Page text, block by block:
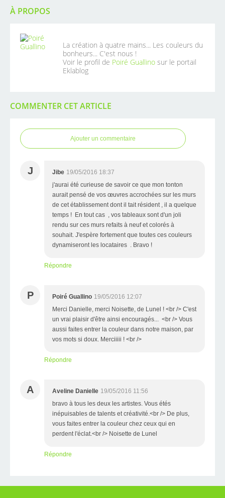
À PROPOS
La création à quatre mains... Les couleurs du
bonheurs... C'est nous !
Voir le profil de Poiré Guallino sur le portail
Eklablog
COMMENTER CET ARTICLE
Ajouter un commentaire
J Jibe 19/05/2016 18:37
j'aurai été curieuse de savoir ce que mon tonton
aurait pensé de vos œuvres accrochées sur les murs
de cet établissement dont il tait résident , il a quelque
temps ! En tout cas , vos tableaux sont d'un joli
rendu sur ces murs refaits à neuf et colorés à
souhait. J'espère fortement que toutes ces couleurs
dynamiseront les locataires . Bravo !
Répondre
P Poiré Guallino 19/05/2016 12:07
Merci Danielle, merci Noisette, de Lunel ! <br /> C'est
un vrai plaisir d'être ainsi encouragés... <br /> Vous
aussi faites entrer la couleur dans notre maison, par
vos mots si doux. Merciiiii ! <br />
Répondre
A Aveline Danielle 19/05/2016 11:56
bravo à tous les deux les artistes. Vous étés
inépuisables de talents et créativité.<br /> De plus,
vous faites entrer la couleur chez ceux qui en
perdent l'éclat.<br /> Noisette de Lunel
Répondre